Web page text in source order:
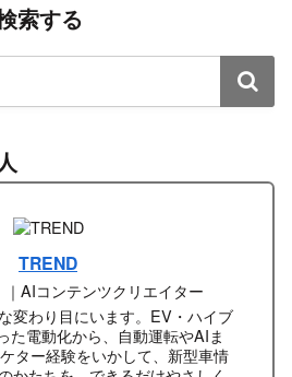
索する
TREND
AIコンテンツクリエイター
変わり目にいます。EV・ハイブ
た電動化から、自動運転やAIま
ター経験をいかして、新型車情